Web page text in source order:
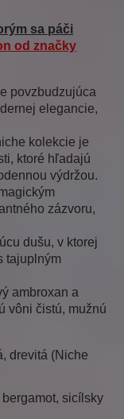
sa páči
od značky
povzbudzujúca
elegancie,
kolekcie je
ktoré hľadajú
výdržou.
zázvoru,
dušu, v ktorej
tajuplným
ambroxan a
vôni čistú, mužnú
drevitá (Niche
sicílsky